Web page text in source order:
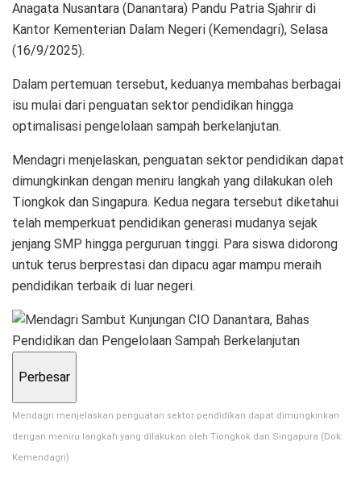
Anagata Nusantara (Danantara) Pandu Patria Sjahrir di
Kantor Kementerian Dalam Negeri (Kemendagri), Selasa
(16/9/2025).
Dalam pertemuan tersebut, keduanya membahas berbagai
isu mulai dari penguatan sektor pendidikan hingga
optimalisasi pengelolaan sampah berkelanjutan.
Mendagri menjelaskan, penguatan sektor pendidikan dapat
dimungkinkan dengan meniru langkah yang dilakukan oleh
Tiongkok dan Singapura. Kedua negara tersebut diketahui
telah memperkuat pendidikan generasi mudanya sejak
jenjang SMP hingga perguruan tinggi. Para siswa didorong
untuk terus berprestasi dan dipacu agar mampu meraih
pendidikan terbaik di luar negeri.
Perbesar
Mendagri menjelaskan penguatan sektor pendidikan dapat dimungkinkan
dengan meniru langkah yang dilakukan oleh Tiongkok dan Singapura (Dok:
Kemendagri)